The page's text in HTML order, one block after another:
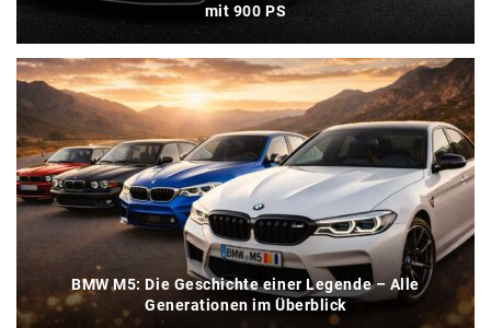
mit 900 PS
BMW M5: Die Geschichte einer Legende – Alle
Generationen im Überblick